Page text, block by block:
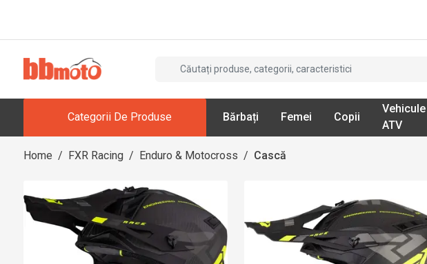
Categorii De Produse Bărbați Femei Copii
Vehicule
ATV
Home / FXR Racing / Enduro & Motocross / Cască